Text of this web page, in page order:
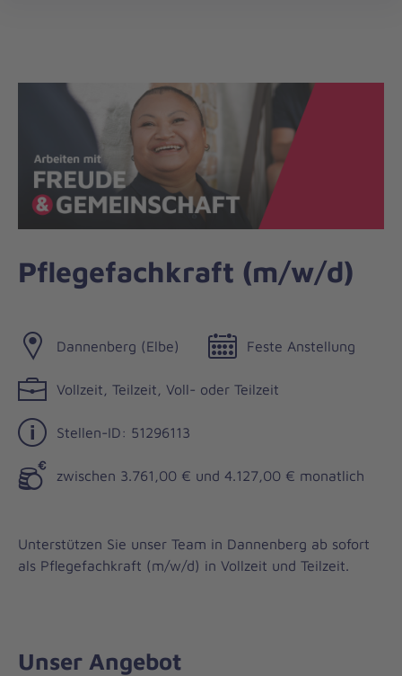
zum
Leben
Pflegefachkraft (m/w/d)
Dannenberg (Elbe) Feste Anstellung
Vollzeit, Teilzeit, Voll- oder Teilzeit
Stellen-ID: 51296113
zwischen 3.761,00 € und 4.127,00 € monatlich
Unterstützen Sie unser Team in Dannenberg ab sofort
als Pflegefachkraft (m/w/d) in Vollzeit und Teilzeit.
Unser Angebot